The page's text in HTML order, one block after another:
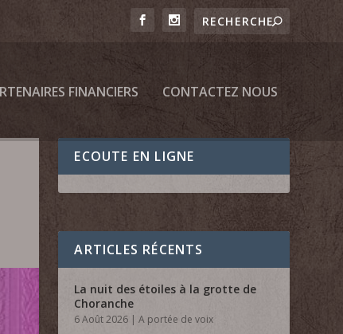
FINANCIERS CONTACTEZ NOUS
ECOUTE EN LIGNE
ARTICLES RÉCENTS
La nuit des étoiles à la grotte de
Choranche
6 Août 2026 |A portée de voix